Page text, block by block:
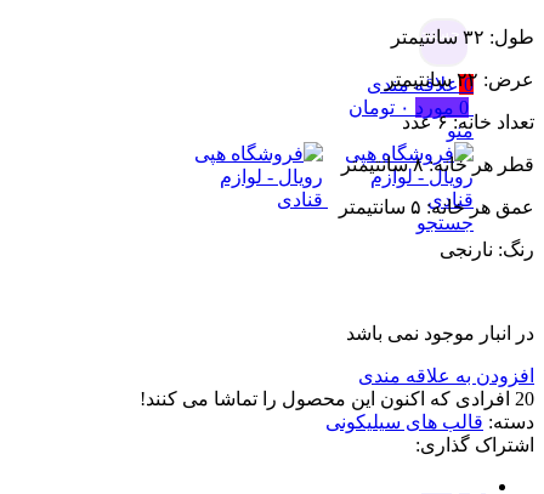
جستجو
0 علاقه مندی
0 مورد ۰ تومان
منو
جستجو
طول: ۳۲ سانتیمتر
عرض: ۲۲ سانتیمتر
تعداد خانه: ۶ عدد
قطر هر خانه: ۸ سانتیمتر
عمق هر خانه: ۵ سانتیمتر
رنگ: نارنجی
در انبار موجود نمی باشد
افزودن به علاقه مندی
20 افرادی که اکنون این محصول را تماشا می کنند!
دسته: قالب های سیلیکونی
اشتراک گذاری: